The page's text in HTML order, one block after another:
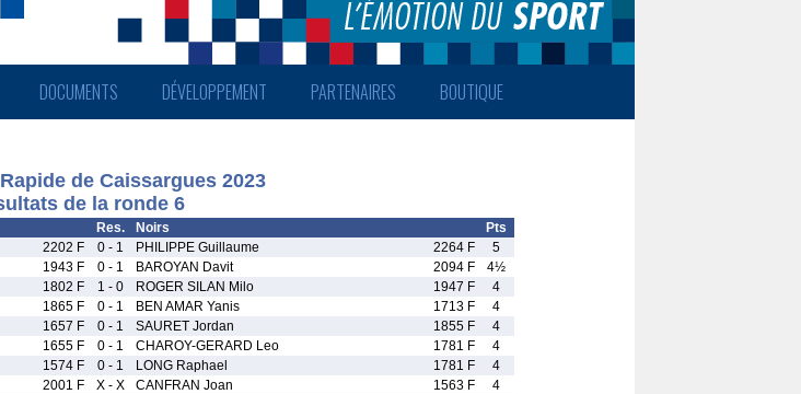
DOCUMENTS DÉVELOPPEMENT PARTENAIRES BOUTIQUE
de Caissargues 2023
de la ronde 6
Res. Noirs
Pts
2202 F 0 - 1 PHILIPPE Guillaume 2264 F
5
1943 F 0 - 1 BAROYAN Davit 2094 F
4½
1802 F 1 - 0 ROGER SILAN Milo 1947 F
4
1865 F 0 - 1 BEN AMAR Yanis 1713 F
4
1657 F 0 - 1 SAURET Jordan 1855 F
4
1655 F 0 - 1 CHAROY-GERARD Leo 1781 F
4
1574 F 0 - 1 LONG Raphael 1781 F
4
2001 F X - X CANFRAN Joan 1563 F
4